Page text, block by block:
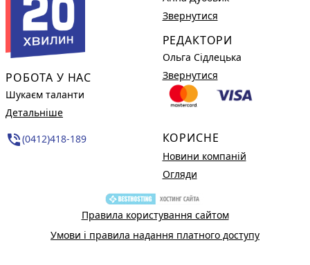
РОБОТА У НАС
Шукаєм таланти
Детальніше
phone_in_talk(0412)418-189
Звернутися
РЕДАКТОРИ
Ольга Сідлецька
Звернутися
КОРИСНЕ
Новини компаній
Огляди
Правила користування сайтом
Умови і правила надання платного доступу